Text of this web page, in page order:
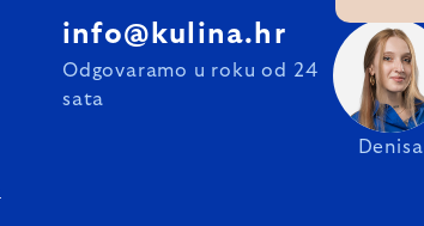
Denisa
info@kulina.hr
Odgovaramo u roku od 24
sata